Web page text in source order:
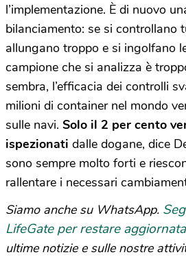
l’implementazione. È di nuovo
bilanciamento: se si controllano
allungano troppo e si ingolfano
campione che si analizza è
sembra, l’efficacia dei controlli
milioni di container nel mondo
sulle navi. Solo il 2 per cento
ispezionati dalle dogane, dice
sono sempre molto forti e
rallentare i necessari
Siamo anche su WhatsApp.
LifeGate per restare
ultime notizie e sulle nostre